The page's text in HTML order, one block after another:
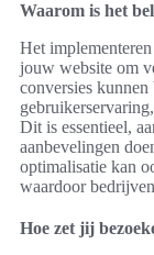
Waarom is het
Het
jouw website om
conversies
Dit is essentieel,
aanbevelingen
optimalisatie kan
waardoor
Hoe zet jij